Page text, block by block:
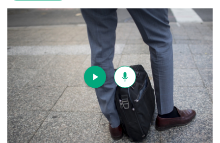
mermeleala, probabil până la
implicarea FMI, singurul rămas să
"salveze" țara. Dar cu ce preț?